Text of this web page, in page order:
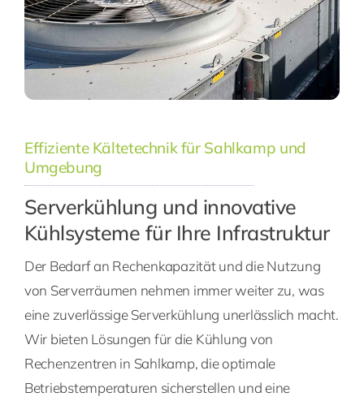
Effiziente Kältetechnik für Sahlkamp und
Umgebung
Serverkühlung und innovative
Kühlsysteme für Ihre Infrastruktur
Der Bedarf an Rechenkapazität und die Nutzung
von Serverräumen nehmen immer weiter zu, was
eine zuverlässige Serverkühlung unerlässlich macht.
Wir bieten Lösungen für die Kühlung von
Rechenzentren in Sahlkamp, die optimale
Betriebstemperaturen sicherstellen und eine